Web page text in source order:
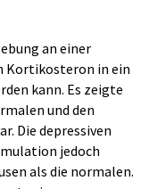
an einer
Kortikosteron in ein
kann. Es zeigte
und den
Die depressiven
jedoch
als die normalen.